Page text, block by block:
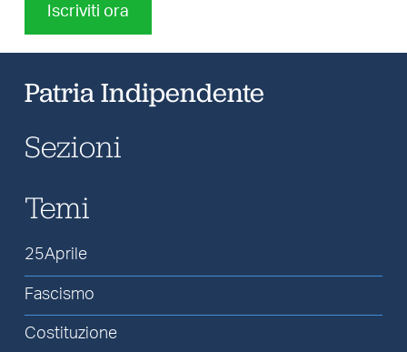
Iscriviti ora
Patria Indipendente
Sezioni
Temi
25Aprile
Fascismo
Costituzione